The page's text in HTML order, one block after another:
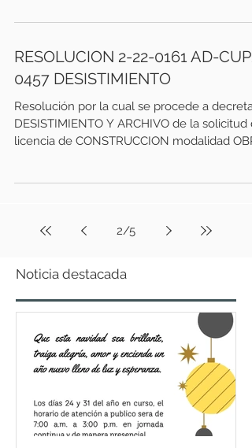
RESOLUCION 2-22-0161 AD-
0457 DESISTIMIENTO
Resolución por la cual se procede a decretar
DESISTIMIENTO Y ARCHIVO de la solicitud
licencia de CONSTRUCCION modalidad
2/5
Noticia destacada